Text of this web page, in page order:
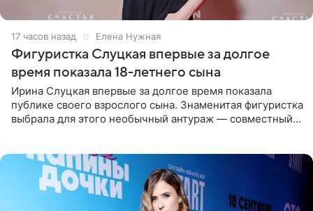
17 часов назад Елена Нужная
Фигуристка Слуцкая впервые за долгое
время показала 18-летнего сына
Ирина Слуцкая впервые за долгое время показала
публике своего взрослого сына. Знаменитая фигуристка
выбрала для этого необычный антураж — совместный